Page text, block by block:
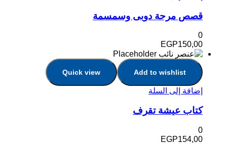
قصص مرحة دوبى وسمسمة
0
EGP150,00
Add to wishlist
Quick view
إضافة إلى السلة
كتاب عيشة تقرف
0
EGP154,00